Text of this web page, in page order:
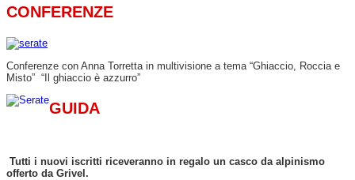
CONFERENZE
Conferenze con Anna Torretta in multivisione a tema “Ghiaccio, Roccia e
Misto” “Il ghiaccio è azzurro”
GUIDA
Tutti i nuovi iscritti riceveranno in regalo un casco da alpinismo
offerto da Grivel.